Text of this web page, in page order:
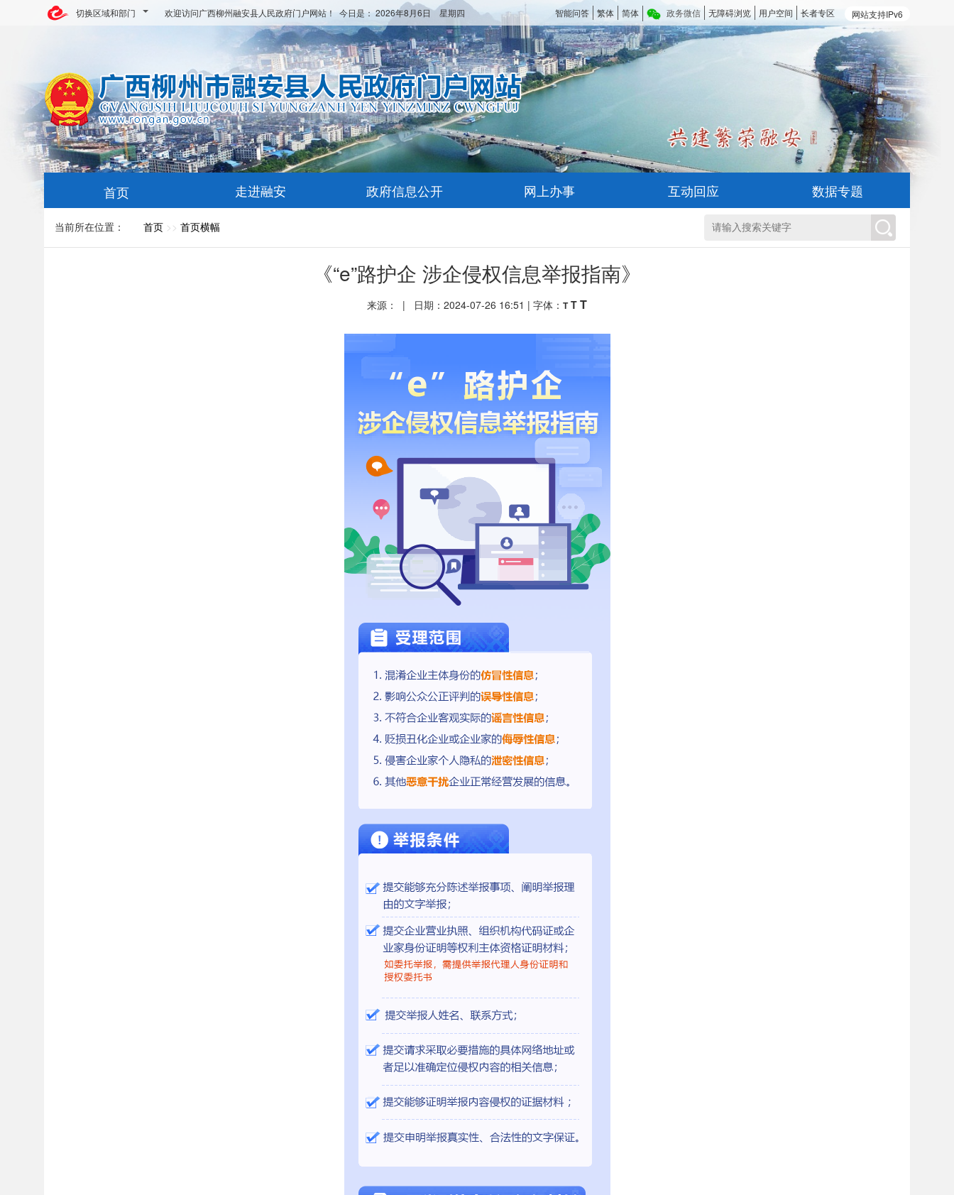
切换区域和部门 网站支持IPv6
智能问答 繁体 简体 政务微信 无障碍浏览 用户空间 长者专区
欢迎访问广西柳州融安县人民政府门户网站！ 今日是： 2026年8月6日 星期四
首页 走进融安 政府信息公开 网上办事 互动回应 数据专题
当前所在位置： 首页 >> 首页横幅
《“e”路护企 涉企侵权信息举报指南》
来源： | 日期：2024-07-26 16:51 | 字体： T T T